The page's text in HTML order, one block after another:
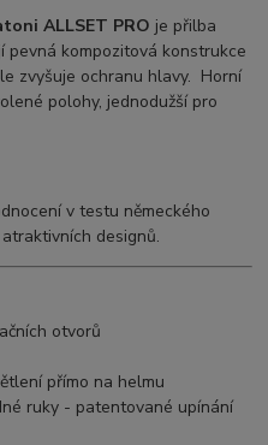
ALLSET PRO je přilba
pevná kompozitová konstrukce
zvyšuje ochranu hlavy. Horní
polohy, jednodužší pro
v testu německého
designů.
otvorů
přímo na helmu
ruky - patentované upínání